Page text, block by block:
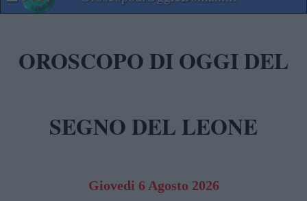
OROSCOPO DI OGGI DEL
SEGNO DEL LEONE
Giovedi 6 Agosto 2026